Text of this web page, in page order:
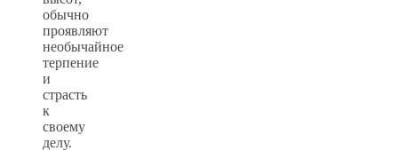
обычно
проявляют
необычайное
терпение
и
страсть
к
своему
делу.